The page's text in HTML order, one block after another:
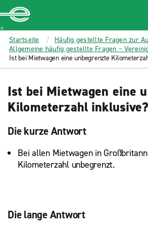
MAIN
CONTENT
Enterprise
Startseite
Häufig gestellte Fragen zur
Allgemeine häufig gestellte Fragen –
Ist bei Mietwagen eine unbegrenzte
Ist bei Mietwagen eine
Kilometerzahl inklusive?
Die kurze Antwort
Bei allen Mietwagen in
Kilometerzahl unbegrenzt.
Die lange Antwort